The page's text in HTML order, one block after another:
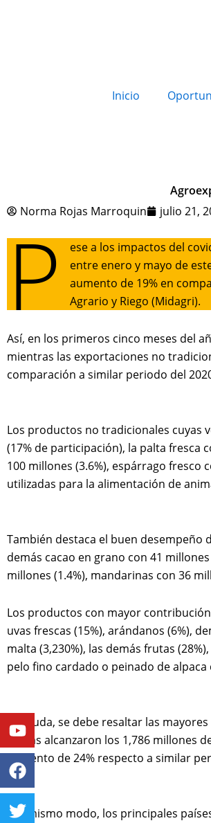
Inicio
Norma Rojas Marroquin
julio 21,
P
ese a los impactos del
entre enero y mayo de
aumento de 19% en
Agrario y Riego (Midagri).
Así, en los primeros cinco meses del
mientras las exportaciones no
comparación a similar periodo del
Los productos no tradicionales cuyas
(17% de participación), la palta fresca
100 millones (3.6%), espárrago fresco
utilizadas para la alimentación de
También destaca el buen desempeño
demás cacao en grano con 41
millones (1.4%), mandarinas con 36
Los productos con mayor
uvas frescas (15%), arándanos (6%),
malta (3,230%), las demás frutas
pelo fino cardado o peinado de alpaca
Sin duda, se debe resaltar las
ventas alcanzaron los 1,786 millones
aumento de 24% respecto a similar
Del mismo modo, los principales
Youtube
Facebook
Twitter
Linkedin
Instagram